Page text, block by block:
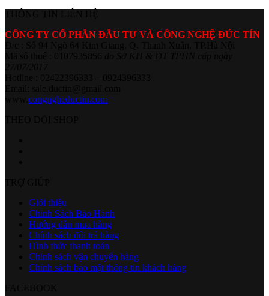
CÔNG TY CỔ PHẦN ĐẦU TƯ VÀ CÔNG NGHỆ ĐỨC TÍN
congngheductin.com
Giới thiệu
Chính Sách Bảo Hành
Hướng dẫn mua hàng
Chính sách đổi trả hàng
Hình thức thanh toán
Chính sách vận chuyển hàng
Chính sách bảo mật thông tin khách hàng